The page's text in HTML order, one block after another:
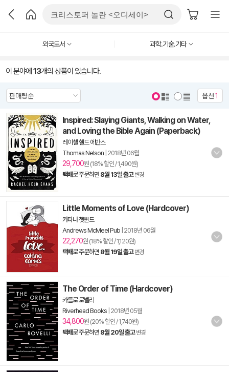
외국도서 과학.기술.기타
이 분야에 13개의 상품이 있습니다.
옵션1
Inspired: Slaying Giants, Walking on Water,
and Loving the Bible Again (Paperback)
레이첼 헬드 에반스
Thomas Nelson 2018년 06월
29,700원 (18% 할인 / 1,490원)
택배로 주문하면 8월 13일 출고 변경
Little Moments of Love (Hardcover)
카타나 쳇윈드
Andrews McMeel Pub 2018년 06월
22,270원 (18% 할인 / 1,120원)
택배로 주문하면 8월 19일 출고 변경
The Order of Time (Hardcover)
카를로 로벨리
Riverhead Books 2018년 05월
34,800원 (20% 할인 / 1,740원)
택배로 주문하면 8월 20일 출고 변경